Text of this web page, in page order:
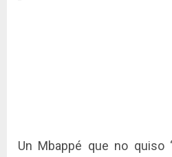
Un Mbappé que no quiso